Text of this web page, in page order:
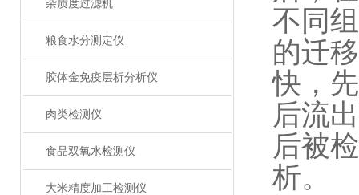
杂质度过滤机
粮食水分测定仪
胶体金免疫层析分析仪
肉类检测仪
食品双氧水检测仪
大米精度加工检测仪
不同
的迁
快，
后流
后被
析。